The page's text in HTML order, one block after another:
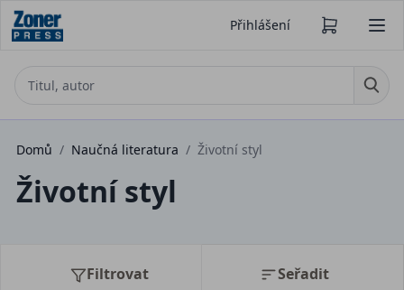
Přihlášení
Domů / Naučná literatura / Životní styl
Životní styl
Filtrovat Seřadit